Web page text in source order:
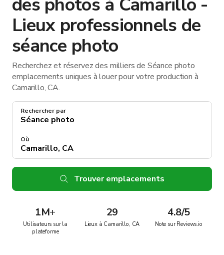
Lieux professionnels de
séance photo
Recherchez et réservez des milliers de Séance photo
emplacements uniques à louer pour votre production à
Camarillo, CA.
Rechercher par
Où
Trouver emplacements
1M+
Utilisateurs sur la
plateforme
29
Lieux à Camarillo, CA
4.8/5
Note sur Reviews.io